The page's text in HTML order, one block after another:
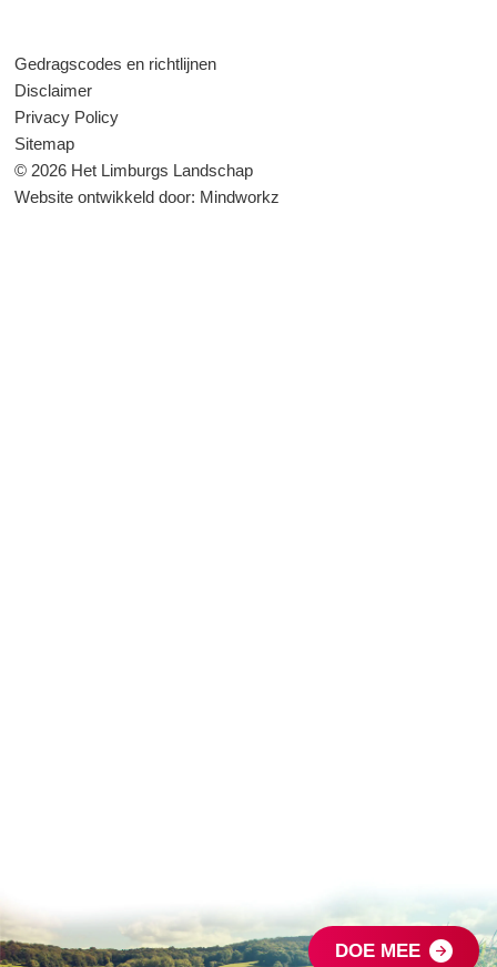
Gedragscodes en richtlijnen
Disclaimer
Privacy Policy
Sitemap
© 2026 Het Limburgs Landschap
Website ontwikkeld door: Mindworkz
DOE MEE